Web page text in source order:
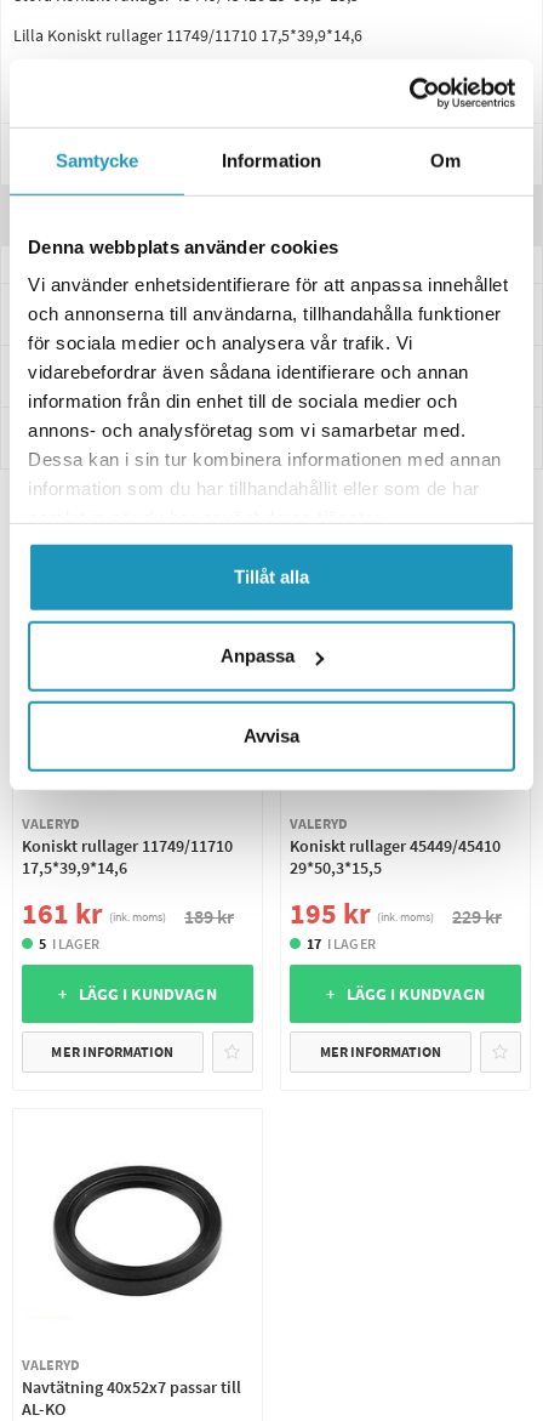
Samtycke Information Om
Denna webbplats använder cookies
Vi använder enhetsidentifierare för att anpassa innehållet
och annonserna till användarna, tillhandahålla funktioner
för sociala medier och analysera vår trafik. Vi
vidarebefordrar även sådana identifierare och annan
information från din enhet till de sociala medier och
annons- och analysföretag som vi samarbetar med.
Dessa kan i sin tur kombinera informationen med annan
information som du har tillhandahållit eller som de har
Tillåt alla
Anpassa
Avvisa
Lilla Koniskt rullager 11749/11710 17,5*39,9*14,6
Specifikationer
Frågor och svar
Leverans- & Returinformation
Betalning
Relaterade produkter
VALERYD
Koniskt rullager 11749/11710
17,5*39,9*14,6
161 kr (ink. moms) 189 kr
5 I LAGER
+ LÄGG I KUNDVAGN
MER INFORMATION
VALERYD
Koniskt rullager 45449/45410
29*50,3*15,5
195 kr (ink. moms) 229 kr
17 I LAGER
+ LÄGG I KUNDVAGN
MER INFORMATION
VALERYD
Navtätning 40x52x7 passar till
AL-KO